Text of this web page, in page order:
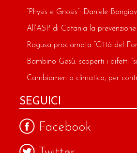
“Physis e Gnosis”: Daniele
All’ASP di Catania la prevenzione
Ragusa proclamata “Città del
Bambino Gesù: scoperti i difetti
Cambiamento climatico, per
SEGUICI
Facebook